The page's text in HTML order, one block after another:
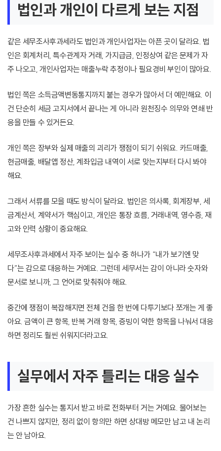
법인과 개인이 다르게 보는 지점
같은 세무조사후과세라도 법인과 개인사업자는 아픈 곳이 달라요. 법
인은 회계처리, 특수관계자 거래, 가지급금, 인정상여 같은 문제가 자
주 나오고, 개인사업자는 매출누락 추정이나 필요경비 부인이 많아요.
법인 쪽은 소득금액변동통지까지 붙는 경우가 많아서 더 예민해요. 이
건 단순히 세금 고지서에서 끝나는 게 아니라 원천징수 의무와 연쇄 반
응을 만들 수 있거든요.
개인 쪽은 장부와 실제 매출의 괴리가 쟁점이 되기 쉬워요. 카드매출,
현금매출, 배달앱 정산, 계좌입금 내역이 서로 맞는지부터 다시 봐야
해요.
그래서 서류를 모을 때도 방식이 달라요. 법인은 의사록, 회계장부, 세
금계산서, 계약서가 핵심이고, 개인은 통장 흐름, 거래내역, 영수증, 재
고와 인력 상황이 중요해요.
세무조사후과세에서 자주 보이는 실수 중 하나가 “내가 보기엔 맞
다”는 감으로 대응하는 거예요. 그런데 세무서는 감이 아니라 숫자와
문서로 보니까, 그 언어로 맞춰줘야 해요.
중간에 쟁점이 복잡해지면 전체 건을 한 번에 다투기보다 쪼개는 게 좋
아요. 금액이 큰 항목, 반복 거래 항목, 증빙이 약한 항목을 나눠서 대응
하면 정리도 훨씬 쉬워지더라고요.
실무에서 자주 틀리는 대응 실수
가장 흔한 실수는 통지서 받고 바로 전화부터 거는 거예요. 물어보는
건 나쁘지 않지만, 정리 없이 항의만 하면 상대방 메모만 남고 내 논리
는 안 남아요.